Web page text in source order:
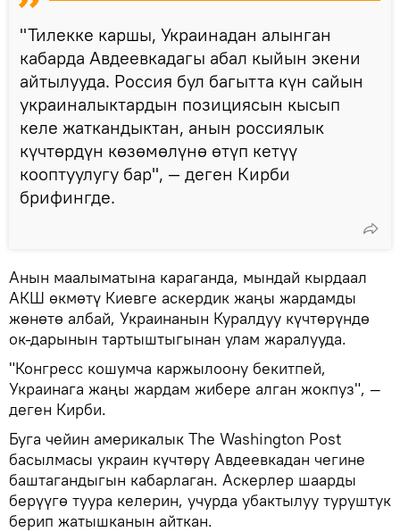
"Тилекке каршы, Украинадан алынган
кабарда Авдеевкадагы абал кыйын экени
айтылууда. Россия бул багытта күн сайын
украиналыктардын позициясын кысып
келе жаткандыктан, анын россиялык
күчтөрдүн көзөмөлүнө өтүп кетүү
кооптуулугу бар", — деген Кирби
брифингде.
Анын маалыматына караганда, мындай кырдаал
АКШ өкмөтү Киевге аскердик жаңы жардамды
жөнөтө албай, Украинанын Куралдуу күчтөрүндө
ок-дарынын тартыштыгынан улам жаралууда.
"Конгресс кошумча каржылоону бекитпей,
Украинага жаңы жардам жибере алган жокпуз", —
деген Кирби.
Буга чейин америкалык The Washington Post
басылмасы украин күчтөрү Авдеевкадан чегине
баштагандыгын кабарлаган. Аскерлер шаарды
берүүгө туура келерин, учурда убактылуу туруштук
берип жатышканын айткан.